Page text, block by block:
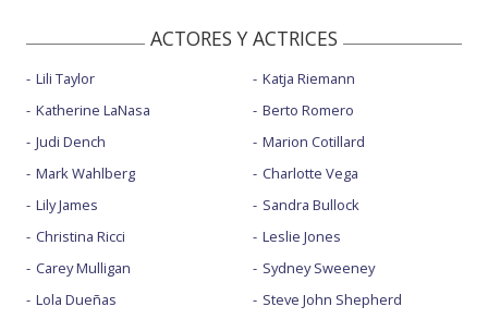
ACTORES Y ACTRICES
Lili Taylor
Katherine LaNasa
Judi Dench
Mark Wahlberg
Lily James
Christina Ricci
Carey Mulligan
Lola Dueñas
Katja Riemann
Berto Romero
Marion Cotillard
Charlotte Vega
Sandra Bullock
Leslie Jones
Sydney Sweeney
Steve John Shepherd